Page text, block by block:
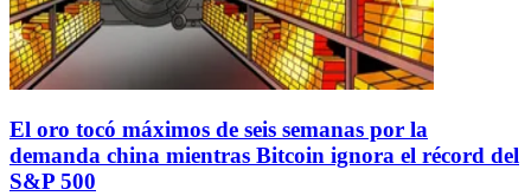
El oro tocó máximos de seis semanas por la
demanda china mientras Bitcoin ignora el récord del
S&P 500